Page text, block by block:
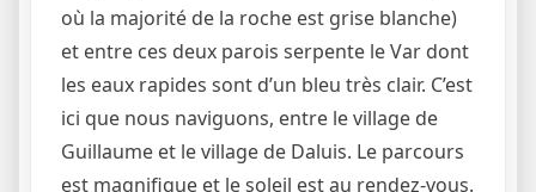
où la majorité de la roche est grise blanche)
et entre ces deux parois serpente le Var dont
les eaux rapides sont d’un bleu très clair. C’est
ici que nous naviguons, entre le village de
Guillaume et le village de Daluis. Le parcours
est magnifique et le soleil est au rendez-vous.